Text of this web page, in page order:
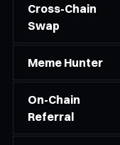
Cross-Chain
Swap
Meme Hunter
On-Chain
Referral